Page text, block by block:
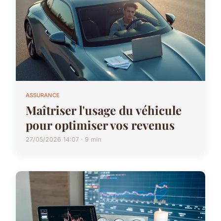
ASSURANCE
Maîtriser l'usage du véhicule
pour optimiser vos revenus
27/05/2026 14:07 · 9 min